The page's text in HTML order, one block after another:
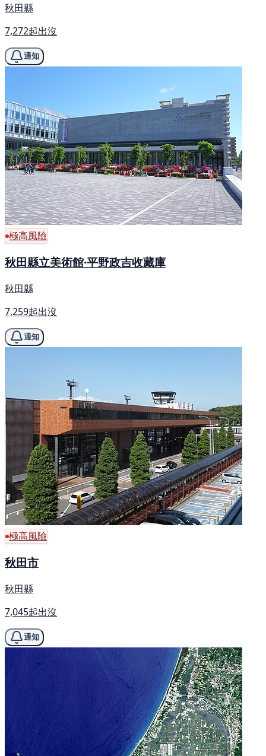
秋田縣
7,272起出沒
通知
極高風險
秋田縣立美術館·平野政吉收藏庫
秋田縣
7,259起出沒
通知
極高風險
秋田市
秋田縣
7,045起出沒
通知